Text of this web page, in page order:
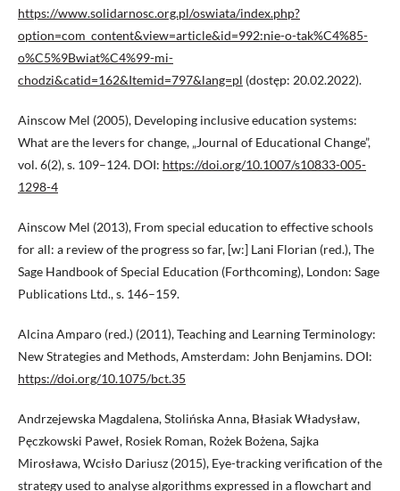
https://www.solidarnosc.org.pl/oswiata/index.php?
option=com_content&view=article&id=992:nie-o-tak%C4%85-
o%C5%9Bwiat%C4%99-mi-
chodzi&catid=162&Itemid=797&lang=pl (dostęp: 20.02.2022).
Ainscow Mel (2005), Developing inclusive education systems:
What are the levers for change, „Journal of Educational Change”,
vol. 6(2), s. 109–124. DOI: https://doi.org/10.1007/s10833-005-
1298-4
Ainscow Mel (2013), From special education to effective schools
for all: a review of the progress so far, [w:] Lani Florian (red.), The
Sage Handbook of Special Education (Forthcoming), London: Sage
Publications Ltd., s. 146–159.
Alcina Amparo (red.) (2011), Teaching and Learning Terminology:
New Strategies and Methods, Amsterdam: John Benjamins. DOI:
https://doi.org/10.1075/bct.35
Andrzejewska Magdalena, Stolińska Anna, Błasiak Władysław,
Pęczkowski Paweł, Rosiek Roman, Rożek Bożena, Sajka
Mirosława, Wcisło Dariusz (2015), Eye-tracking verification of the
strategy used to analyse algorithms expressed in a flowchart and